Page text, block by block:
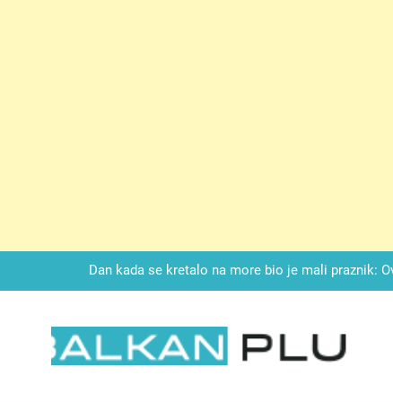
Dan kada se kretalo na more bio je mali praznik:
Drži jezik za zubima, i gledaj kako se problemi smanjuju